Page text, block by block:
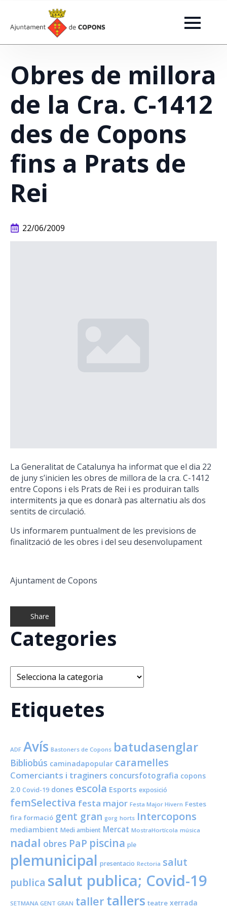
Obres de millora
de la Cra. C-1412
des de Copons
fins a Prats de
Rei
22/06/2009
La Generalitat de Catalunya ha informat que el dia 22
de juny s’inicien les obres de millora de la cra. C-1412
entre Copons i els Prats de Rei i es produiran talls
intermitents ja que es donarà pas alternatiu als dos
sentits de circulació.
Us informarem puntualment de les previsions de
finalització de les obres i del seu desenvolupament
Ajuntament de Copons
Share
Categories
Categories
Etiquetes
ADF Avís Bastoners de Copons batudasenglar
Bibliobús caminadapopular caramelles
Comerciants i traginers concursfotografia copons
2.0 Covid-19 dones escola Esports exposició
femSelectiva festa major Festa Major Hivern Festes
fira formació gent gran gorg horts Intercopons
mediambient Medi ambient Mercat MostraHortícola música
nadal obres PaP piscina ple
plemunicipal presentacio Rectoria salut
publica salut publica; Covid-19
SETMANA GENT GRAN taller tallers teatre xerrada